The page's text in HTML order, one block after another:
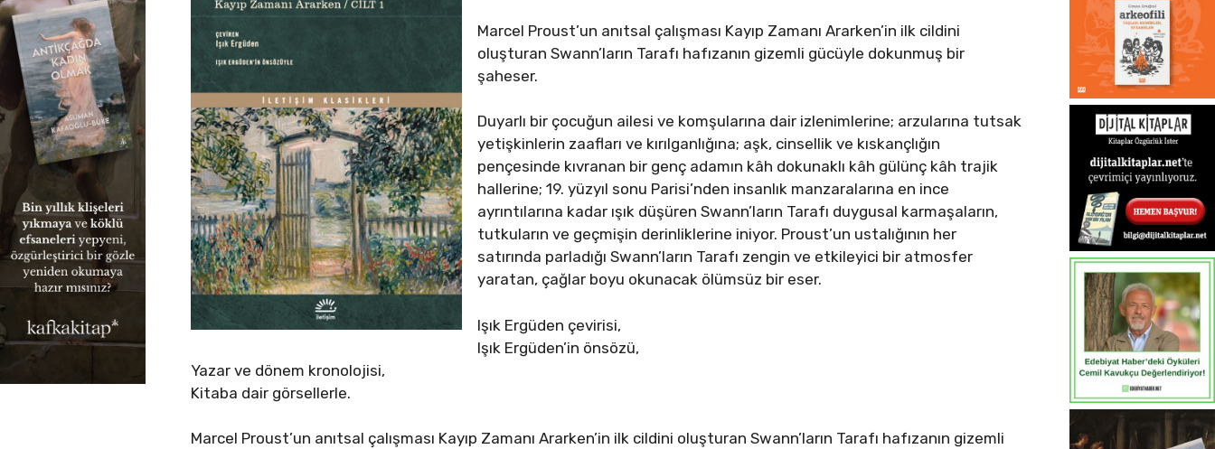
Marcel Proust’un anıtsal çalışması Kayıp Zamanı Ararken’in ilk cildini
oluşturan Swann’ların Tarafı hafızanın gizemli gücüyle dokunmuş bir
şaheser.
Duyarlı bir çocuğun ailesi ve komşularına dair izlenimlerine; arzularına tutsak
yetişkinlerin zaafları ve kırılganlığına; aşk, cinsellik ve kıskançlığın
pençesinde kıvranan bir genç adamın kâh dokunaklı kâh gülünç kâh trajik
hallerine; 19. yüzyıl sonu Parisi’nden insanlık manzaralarına en ince
ayrıntılarına kadar ışık düşüren Swann’ların Tarafı duygusal karmaşaların,
tutkuların ve geçmişin derinliklerine iniyor. Proust’un ustalığının her
satırında parladığı Swann’ların Tarafı zengin ve etkileyici bir atmosfer
yaratan, çağlar boyu okunacak ölümsüz bir eser.
Işık Ergüden çevirisi,
Işık Ergüden’in önsözü,
Yazar ve dönem kronolojisi,
Kitaba dair görsellerle.
Marcel Proust’un anıtsal çalışması Kayıp Zamanı Ararken’in ilk cildini oluşturan Swann’ların Tarafı hafızanın gizemli